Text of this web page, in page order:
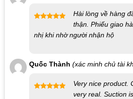
hạng55
Hài lòng về hàng
thận. Phiếu giao
nhị khi nhờ người nhận hộ
Quốc Thành (xác minh chủ tài
Very nice product.
very real. Suction